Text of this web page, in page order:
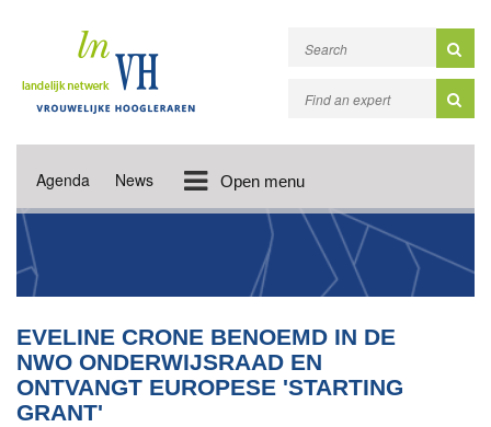
Agenda News Open menu
EVELINE CRONE BENOEMD IN DE
NWO ONDERWIJSRAAD EN
ONTVANGT EUROPESE 'STARTING
GRANT'